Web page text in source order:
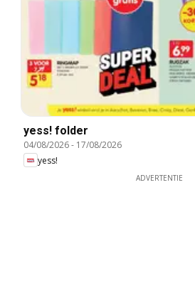
yess! folder
04/08/2026- 17/08/2026
yess!
ADVERTENTIE